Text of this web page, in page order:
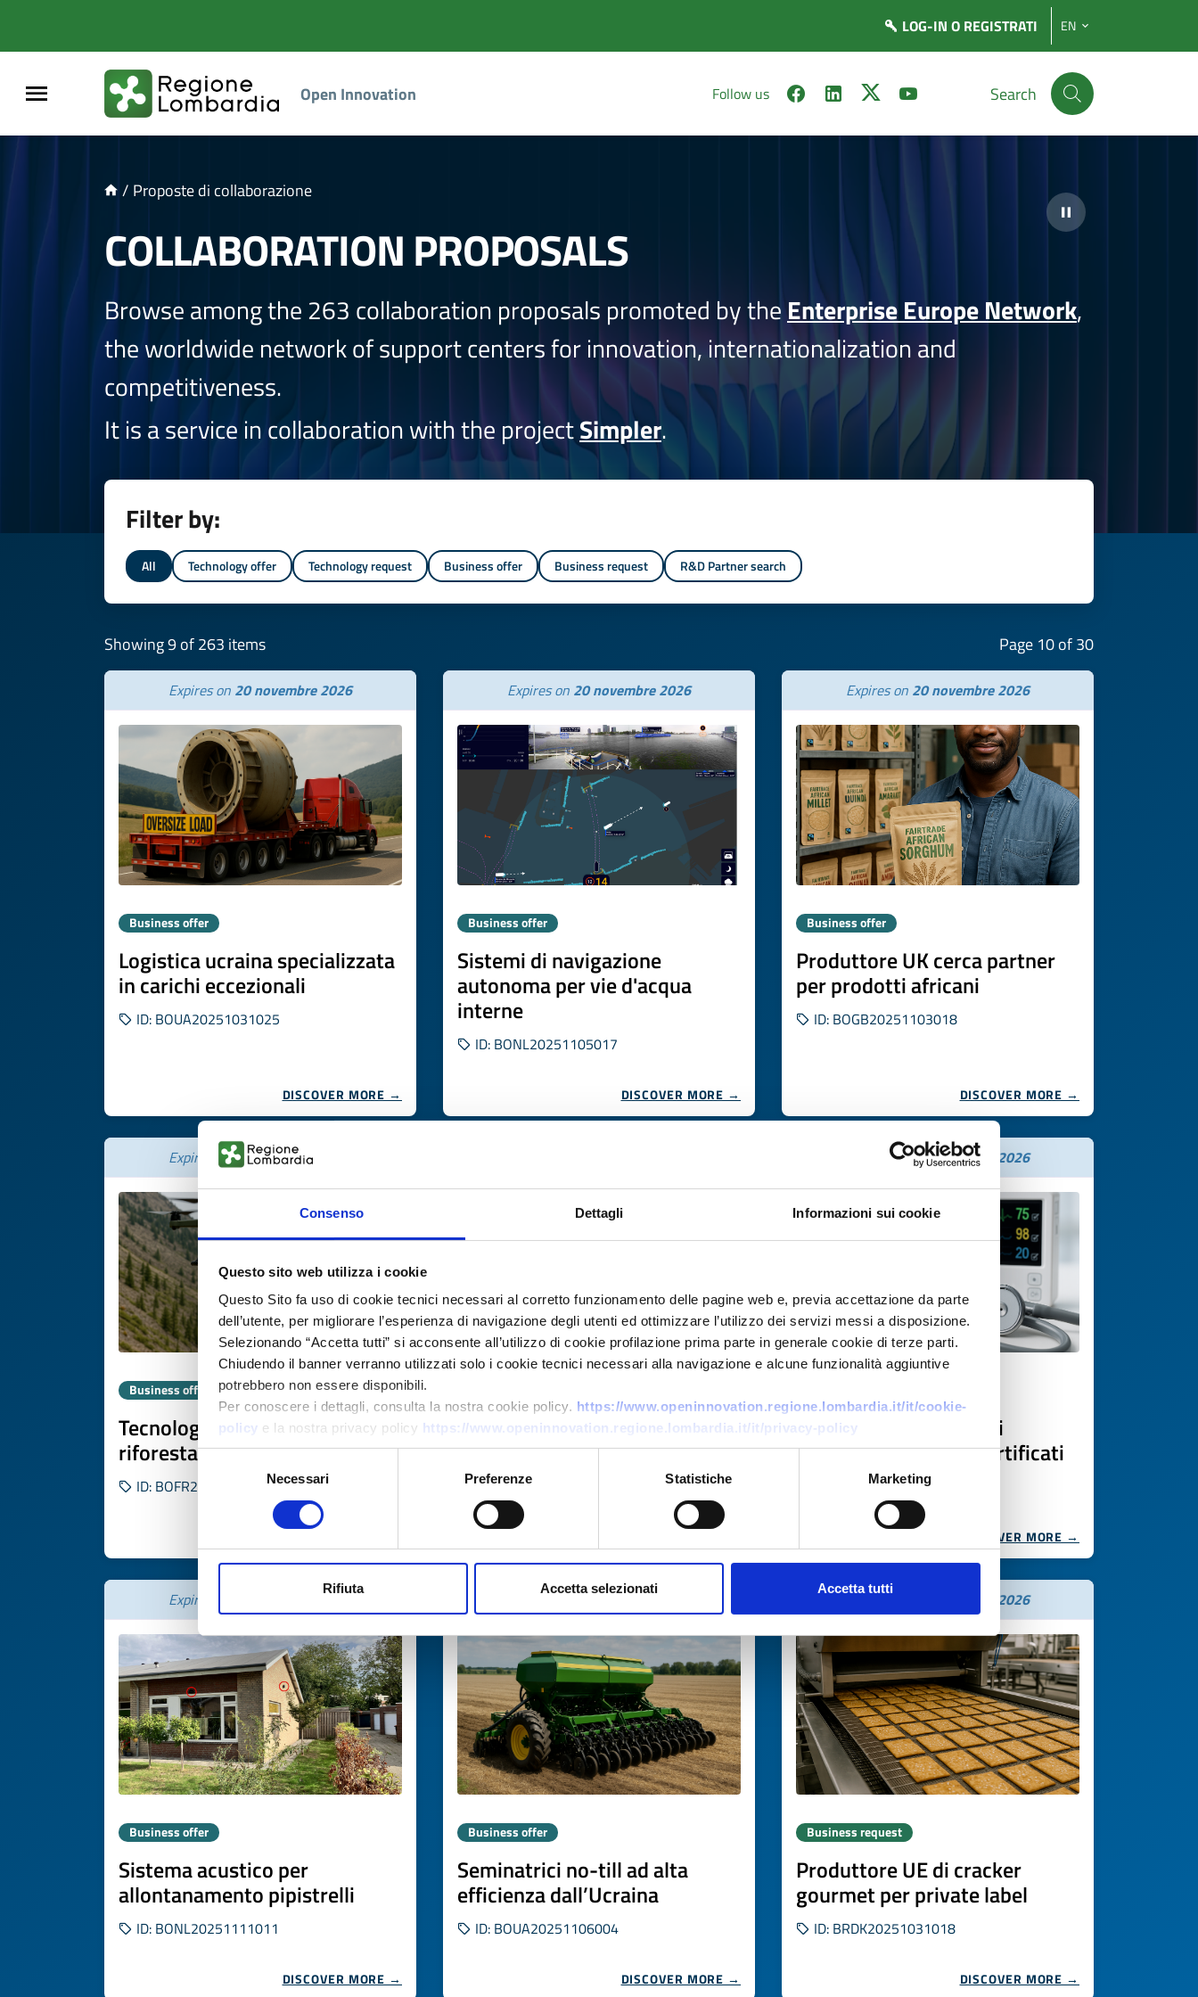
Consenso Dettagli Informazioni sui cookie
Questo sito web utilizza i cookie
Questo Sito fa uso di cookie tecnici necessari al corretto funzionamento delle pagine web e, previa accettazione da parte
dell’utente, per migliorare l’esperienza di navigazione degli utenti ed ottimizzare l’utilizzo dei servizi messi a disposizione.
Selezionando “Accetta tutti” si acconsente all’utilizzo di cookie profilazione prima parte in generale cookie di terze parti.
Chiudendo il banner verranno utilizzati solo i cookie tecnici necessari alla navigazione e alcune funzionalità aggiuntive
potrebbero non essere disponibili.
Per conoscere i dettagli, consulta la nostra cookie policy. https://www.openinnovation.regione.lombardia.it/it/cookie-
policy e la nostra privacy policy https://www.openinnovation.regione.lombardia.it/it/privacy-policy
Selezione
Necessari Preferenze Statistiche Marketing
Rifiuta Accetta selezionati Accetta tutti
LOG-IN O REGISTRATI EN
Open Innovation Follow us Search
/ Proposte di collaborazione
COLLABORATION PROPOSALS
Browse among the 263 collaboration proposals promoted by theEnterprise Europe Network,
the worldwide network of support centers for innovation, internationalization and
competitiveness.
It is a service in collaboration with the projectSimpler.
Filter by:
All Technology offer Technology request Business offer Business request R&D Partner search
Showing 9 of 263 items Page 10 of 30
Expires on 20 novembre 2026
Business offer
Logistica ucraina specializzata
in carichi eccezionali
ID: BOUA20251031025
DISCOVER MORE →
Expires on 20 novembre 2026
Business offer
Sistemi di navigazione
autonoma per vie d'acqua
interne
ID: BONL20251105017
DISCOVER MORE →
Expires on 20 novembre 2026
Business offer
Produttore UK cerca partner
per prodotti africani
ID: BOGB20251103018
DISCOVER MORE →
Expires on20 novembre 2026
Business offer
Tecnologia francese di
riforestazione con droni
ID: BOFR20251105022
Tecnologie avanzate per
lavorazione miele
ID: BRBG20251107009
Expires on20 novembre 2026
Produzione conto terzi
dispositivi medicali certificati
ID: BRDE20251111025
DISCOVER MORE →
Expires on 21 novembre 2026
Business offer
Sistema acustico per
allontanamento pipistrelli
ID: BONL20251111011
DISCOVER MORE →
Expires on21 novembre 2026
Business offer
Seminatrici no-till ad alta
efficienza dall’Ucraina
ID: BOUA20251106004
DISCOVER MORE →
Expires on 21 novembre 2026
Business request
Produttore UE di cracker
gourmet per private label
ID: BRDK20251031018
DISCOVER MORE →